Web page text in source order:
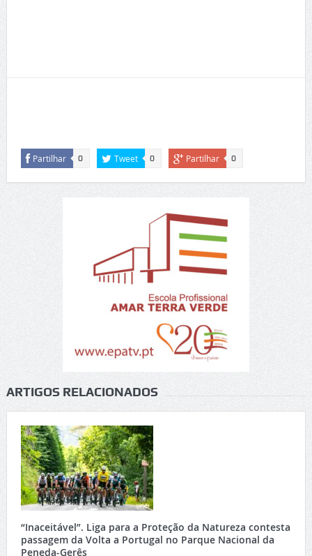
Partilhar 0 Tweet 0 Partilhar 0
ARTIGOS RELACIONADOS
“Inaceitável”. Liga para a Proteção da Natureza contesta
passagem da Volta a Portugal no Parque Nacional da
Peneda-Gerês